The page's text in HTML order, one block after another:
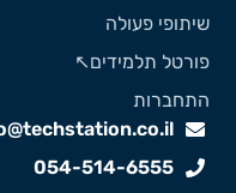
info@techstation.co.il
054-514-6555
פעולה
תלמידים↖️